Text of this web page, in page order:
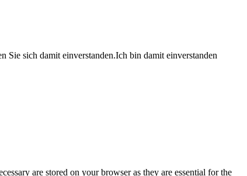
Sie sich damit einverstanden.Ich bin damit einverstanden
are stored on your browser as they are essential for the